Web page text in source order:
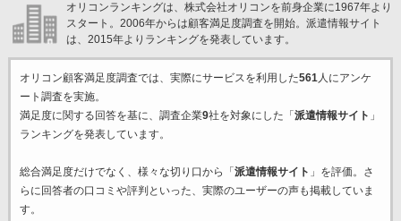
オリコンランキングは、株式会社オリコンを前身企業に1967年より
スタート。2006年からは顧客満足度調査を開始。派遣情報サイト
は、2015年よりランキングを発表しています。
オリコン顧客満足度調査では、実際にサービスを利用した561人にアンケ
ート調査を実施。
満足度に関する回答を基に、調査企業9社を対象にした「 派遣情報サイト 」
ランキングを発表しています。
総合満足度だけでなく、様々な切り口から「 派遣情報サイト 」を評価。さ
らに回答者の口コミや評判といった、実際のユーザーの声も掲載していま
す。